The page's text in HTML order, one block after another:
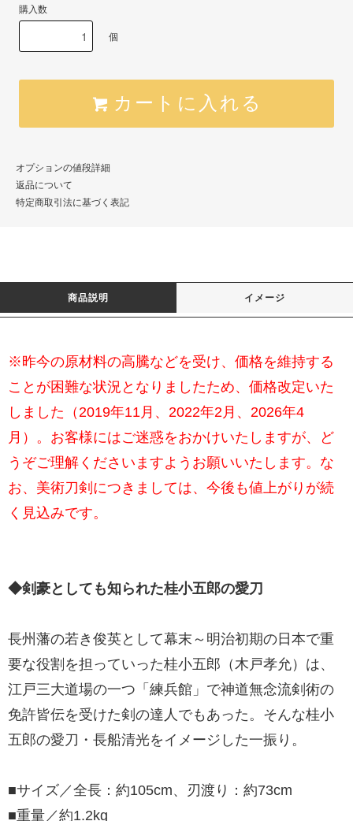
購入数
個
カートに入れる
オプションの値段詳細
返品について
特定商取引法に基づく表記
商品説明 イメージ
※昨今の原材料の高騰などを受け、価格を維持する
ことが困難な状況となりましたため、価格改定いた
しました（2019年11月、2022年2月、2026年4
月）。お客様にはご迷惑をおかけいたしますが、ど
うぞご理解くださいますようお願いいたします。な
お、美術刀剣につきましては、今後も値上がりが続
く見込みです。
◆剣豪としても知られた桂小五郎の愛刀
長州藩の若き俊英として幕末～明治初期の日本で重
要な役割を担っていった桂小五郎（木戸孝允）は、
江戸三大道場の一つ「練兵館」で神道無念流剣術の
免許皆伝を受けた剣の達人でもあった。そんな桂小
五郎の愛刀・長船清光をイメージした一振り。
■サイズ／全長：約105cm、刃渡り：約73cm
■重量／約1.2kg